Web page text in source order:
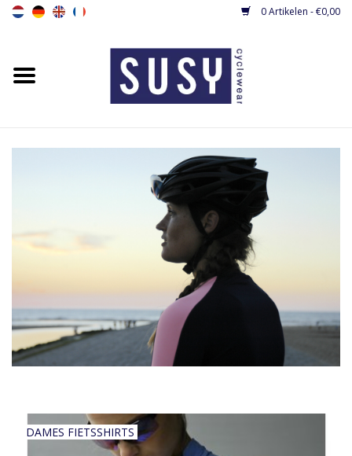
0 Artikelen - €0,00
Home
Dames fietsjacks / gilets
Base layers
Over Susy
DAMES FIETSSHIRTS